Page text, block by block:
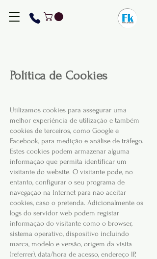
Política de Cookies
Utilizamos cookies para assegurar uma
melhor experiência de utilização e também
cookies de terceiros, como Google e
Facebook, para medição e análise de tráfego.
Estes cookies podem armazenar alguma
informação que permita identificar um
visitante do website. O visitante pode, no
entanto, configurar o seu programa de
navegação na Internet para não aceitar
cookies, caso o pretenda. Adicionalmente os
logs do servidor web podem registar
informação do visitante como o browser,
sistema operativo, dispositivo incluindo
marca, modelo e versão, origem da visita
(referrer), data/hora de acesso, endereço IP,